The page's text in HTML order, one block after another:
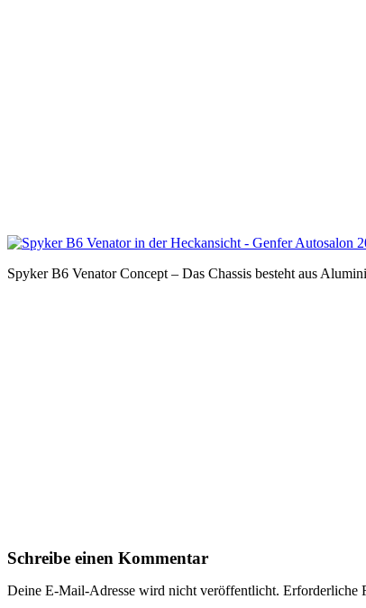
Spyker B6 Venator Concept – Das Chassis besteht aus
Schreibe einen Kommentar
Deine E-Mail-Adresse wird nicht veröffentlicht. Erforderliche